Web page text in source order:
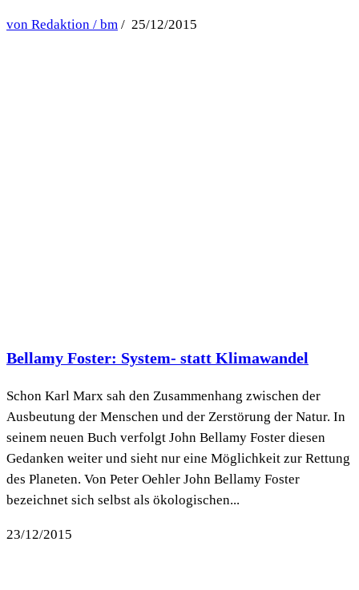
von Redaktion / bm / 25/12/2015
Bellamy Foster: System- statt Klimawandel
Schon Karl Marx sah den Zusammenhang zwischen der
Ausbeutung der Menschen und der Zerstörung der Natur. In
seinem neuen Buch verfolgt John Bellamy Foster diesen
Gedanken weiter und sieht nur eine Möglichkeit zur Rettung
des Planeten. Von Peter Oehler John Bellamy Foster
bezeichnet sich selbst als ökologischen...
23/12/2015